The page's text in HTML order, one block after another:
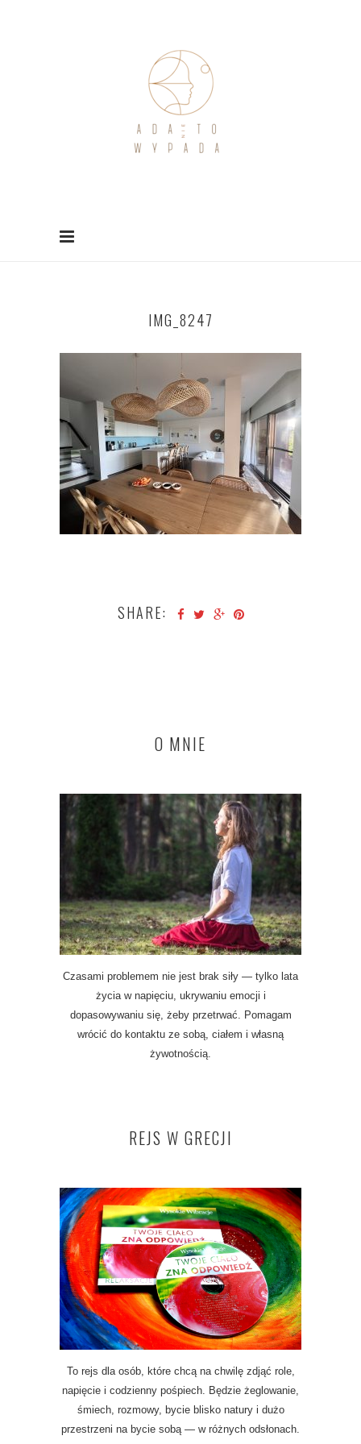
IMG_8247
SHARE:
O MNIE
Czasami problemem nie jest brak siły — tylko lata
życia w napięciu, ukrywaniu emocji i
dopasowywaniu się, żeby przetrwać. Pomagam
wrócić do kontaktu ze sobą, ciałem i własną
żywotnością.
REJS W GRECJI
To rejs dla osób, które chcą na chwilę zdjąć role,
napięcie i codzienny pośpiech. Będzie żeglowanie,
śmiech, rozmowy, bycie blisko natury i dużo
przestrzeni na bycie sobą — w różnych odsłonach.